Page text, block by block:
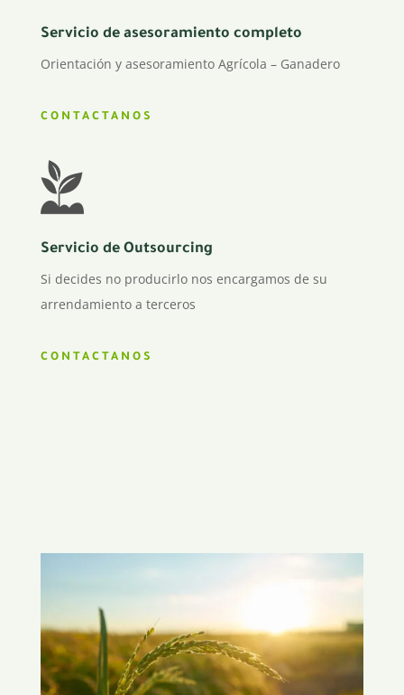
Servicio de asesoramiento completo
Orientación y asesoramiento Agrícola – Ganadero
CONTACTANOS
Servicio de Outsourcing
Si decides no producirlo nos encargamos de su
arrendamiento a terceros
CONTACTANOS